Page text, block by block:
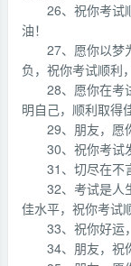
26、祝你考试
油！
27、愿你以梦
负，祝你考试顺利
28、愿你在考
明自己，顺利取得
29、朋友，愿
30、祝你考试
31、切尽在不
32、考试是人
佳水平，祝你考试
33、祝你好运
34、朋友，祝